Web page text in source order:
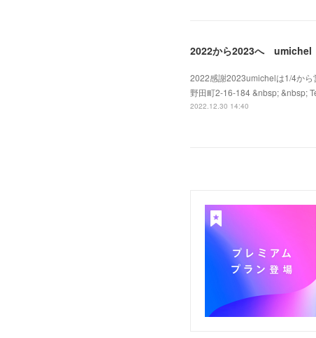
2022から2023へ umichel
2022感謝2023umichelは1/4か
野田町2-16-184 &nbsp; &nbsp;
2022.12.30 14:40